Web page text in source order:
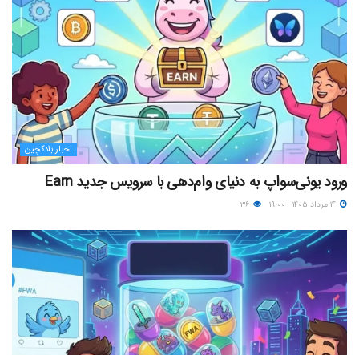
اخبار بلاکچین
ورود یونی‌سواپ به دنیای وام‌دهی با سرویس جدید Earn